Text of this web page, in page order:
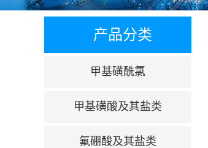
产品分类
甲基磺酰氯
甲基磺酸及其盐类
氟硼酸及其盐类